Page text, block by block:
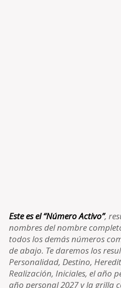
Este es el “Número Activo”,
nombres del nombre
todos los demás números
de abajo. Te daremos los
Personalidad, Destino,
Realización, Iniciales, el año
año personal 2027 y la grilla